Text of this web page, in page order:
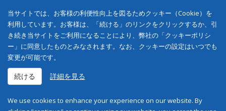
当サイトでは、お客様の利便性向上を図るためクッキー（Cookie）を
利用しています。お客様は、「続ける」のリンクをクリックするか、引
き続き当サイトをご利用になることにより、弊社の「クッキーポリシ
ー」に同意したものとみなされます。なお、クッキーの設定はいつでも
変更が可能です。
続ける 詳細を見る
We use cookies to enhance your experience on our website. By